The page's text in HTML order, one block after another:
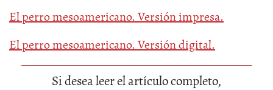
El perro mesoamericano. Versión impresa.
El perro mesoamericano. Versión digital.
Si desea leer el artículo completo,